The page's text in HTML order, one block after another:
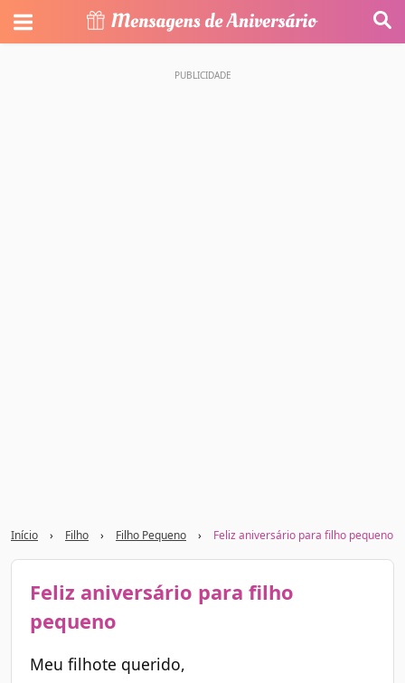
Início › Filho › Filho Pequeno › Feliz aniversário para filho pequeno
Feliz aniversário para filho
pequeno
Meu filhote querido,